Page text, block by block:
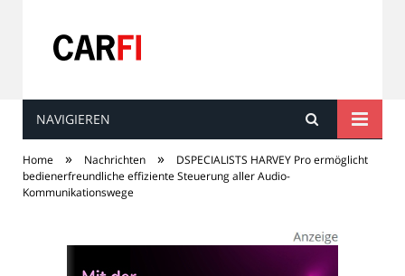
Carfi
NAVIGIEREN
Home » Nachrichten »
DSPECIALISTS HARVEY Pro ermöglicht
bedienerfreundliche effiziente Steuerung aller Audio-
Kommunikationswege